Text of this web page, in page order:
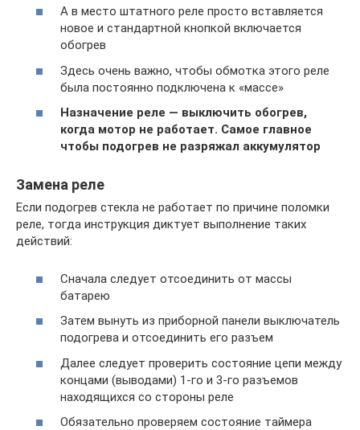
А в место штатного реле просто вставляется
новое и стандартной кнопкой включается
обогрев
Здесь очень важно, чтобы обмотка этого реле
была постоянно подключена к «массе»
Назначение реле — выключить обогрев,
когда мотор не работает. Самое главное
чтобы подогрев не разряжал аккумулятор
Замена реле
Если подогрев стекла не работает по причине поломки
реле, тогда инструкция диктует выполнение таких
действий:
Сначала следует отсоединить от массы
батарею
Затем вынуть из приборной панели выключатель
подогрева и отсоединить его разъем
Далее следует проверить состояние цепи между
концами (выводами) 1-го и 3-го разъемов
находящихся со стороны реле
Обязательно проверяем состояние таймера